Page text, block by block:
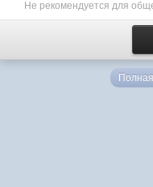
Не рекомендуется для